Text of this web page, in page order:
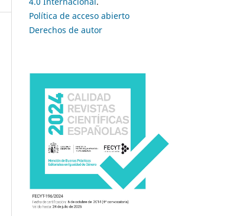
Política de acceso abierto
Derechos de autor